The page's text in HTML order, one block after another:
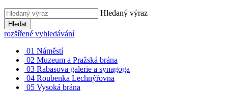
Hledaný výraz
Hledat
rozšířené vyhledávání
01 Náměstí
02 Muzeum a Pražská brána
03 Rabasova galerie a synagoga
04 Roubenka Lechnýřovna
05 Vysoká brána